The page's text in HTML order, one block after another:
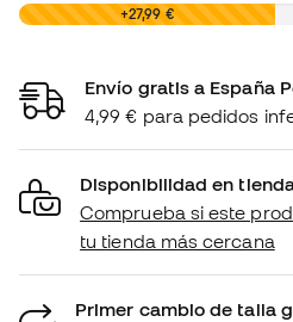
0,00 € +27,99 €
Envío gratis a España
4,99 € para pedidos
Disponibilidad en
Comprueba si este
tu tienda más cercana
Primer cambio de talla